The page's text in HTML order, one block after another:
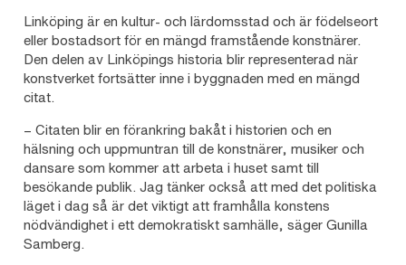
Linköping är en kultur- och lärdomsstad och är födelseort
eller bostadsort för en mängd framstående konstnärer.
Den delen av Linköpings historia blir representerad när
konstverket fortsätter inne i byggnaden med en mängd
citat.
– Citaten blir en förankring bakåt i historien och en
hälsning och uppmuntran till de konstnärer, musiker och
dansare som kommer att arbeta i huset samt till
besökande publik. Jag tänker också att med det politiska
läget i dag så är det viktigt att framhålla konstens
nödvändighet i ett demokratiskt samhälle, säger Gunilla
Samberg.